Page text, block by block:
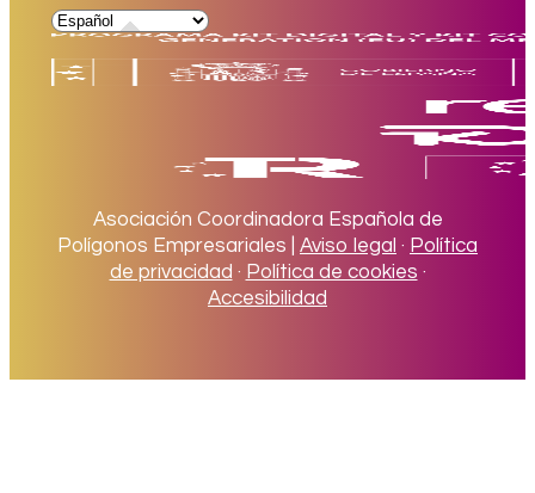
Asociación Coordinadora Española de
Polígonos Empresariales | Aviso legal · Política
de privacidad · Política de cookies ·
Accesibilidad